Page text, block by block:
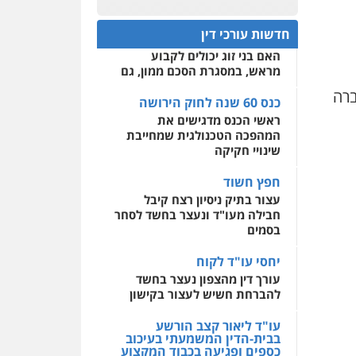
פלילי דיני תעבורה מעצרים
וחקירות
אסירים
0509636895
עו"ד איהאב זבידאת
פלילי פשיעה חמורה
פשע עבירות המתה
עבירות מין
0509930581
עו"ד אליה חן ברק
פלילי פשיעה חמורה ליווי
0525914163
עו"ד אריה פטר
הפלילית בפרקליטות המדינה
0506217994
0522508109
אחסון אתרים
מהירות הגנה גיבוי
לעורכי דין
מרכז התחלה חדשה
שירותים מקצועיים לעורכי
דין
0544500346
חדשות עורכי דין
המתח שבין חוק יחסי ממון
לבין חוק הירושה
האם בני זוג יכולים לקבוע
מראש, במסגרת הסכם ממון, גם
כנס 60 שנה לחוק הירושה
ראשי הכנס מדגישים את
המהפכה הטכנולגית שמחייבת
שינויי חקיקה
חפץ חשוד
עצור בתיק ניסיון רצח קיבל
חבילה מעו"ד ונעצר בחשד לסחר
בסמים
יחסי עו"ד לקוח
עורך דין מהצפון נעצר בחשד
להברחת חשיש לעצור בקישון
עו"ד ליאור קצב הורשע
בבית-הדין המשמעתי בעיכוב
כספים ופגיעה בכבוד המקצוע